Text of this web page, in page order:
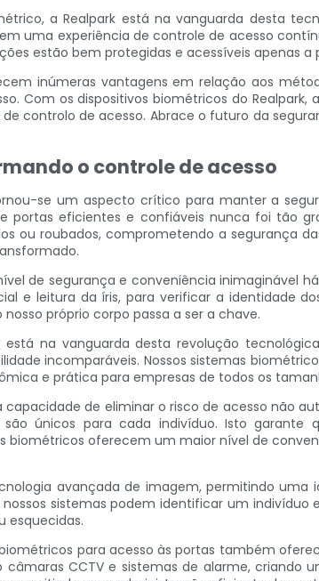
a Realpark está na vanguarda desta
uma experiência de controle de acesso
estão bem protegidas e acessíveis apenas a
inúmeras vantagens em relação aos
Com os dispositivos biométricos do
controlo de acesso. Abrace o futuro da
o controle de acesso
se um aspecto crítico para manter a
portas eficientes e confiáveis ​​nunca foi tão
ou roubados, comprometendo a segurança
de segurança e conveniência inimaginável
e leitura da íris, para verificar a identidade
próprio corpo passa a ser a chave.
na vanguarda desta revolução
incomparáveis. Nossos sistemas
e prática para empresas de todos os
de eliminar o risco de acesso não
únicos para cada indivíduo. Isto garante
biométricos oferecem um maior nível de
avançada de imagem, permitindo
sistemas podem identificar um indivíduo
esquecidas.
para acesso às portas também
CCTV e sistemas de alarme, criando